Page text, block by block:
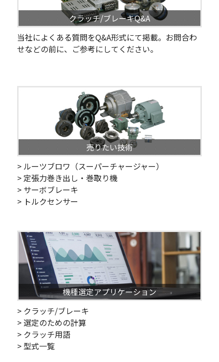
クラッチ/ブレーキQ&A
当社によくある質問をQ&A形式にて掲載。お問合わ
せなどの前に、ご参考にしてください。
売りたい技術
> ルーツブロワ（スーパーチャージャー）
> 定張力巻き出し・巻取り機
> サーボブレーキ
> トルクセンサー
機種選定アプリケーション
> クラッチ/ブレーキ
> 選定のための計算
> クラッチ用語
> 型式一覧